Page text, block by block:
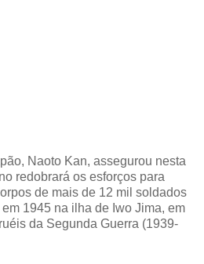
Naoto Kan, assegurou nesta
redobrará os esforços para
de mais de 12 mil soldados
1945 na ilha de Iwo Jima, em
da Segunda Guerra (1939-